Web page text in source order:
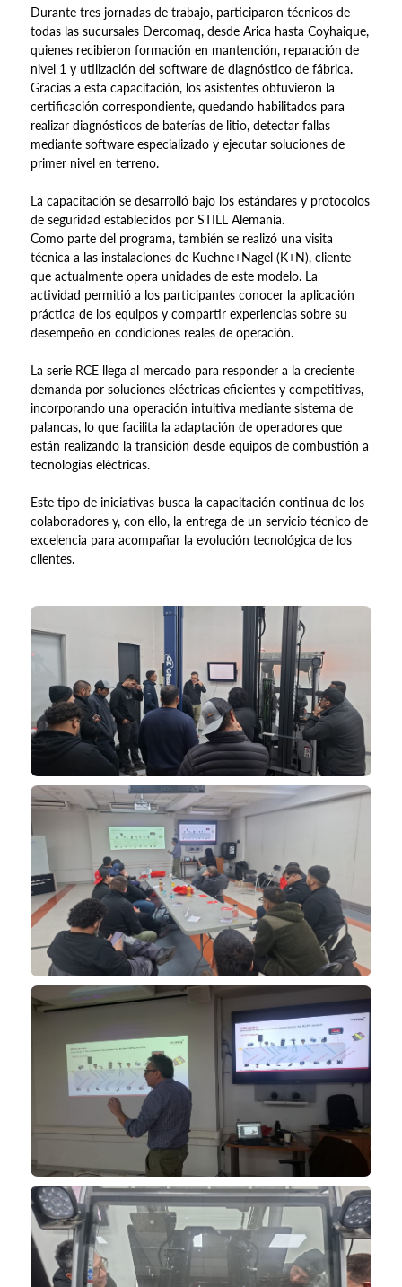
Durante tres jornadas de trabajo, participaron técnicos de
todas las sucursales Dercomaq, desde Arica hasta Coyhaique,
quienes recibieron formación en mantención, reparación de
nivel 1 y utilización del software de diagnóstico de fábrica.
Gracias a esta capacitación, los asistentes obtuvieron la
certificación correspondiente, quedando habilitados para
realizar diagnósticos de baterías de litio, detectar fallas
mediante software especializado y ejecutar soluciones de
primer nivel en terreno.
La capacitación se desarrolló bajo los estándares y protocolos
de seguridad establecidos por STILL Alemania.
Como parte del programa, también se realizó una visita
técnica a las instalaciones de Kuehne+Nagel (K+N), cliente
que actualmente opera unidades de este modelo. La
actividad permitió a los participantes conocer la aplicación
práctica de los equipos y compartir experiencias sobre su
desempeño en condiciones reales de operación.
La serie RCE llega al mercado para responder a la creciente
demanda por soluciones eléctricas eficientes y competitivas,
incorporando una operación intuitiva mediante sistema de
palancas, lo que facilita la adaptación de operadores que
están realizando la transición desde equipos de combustión a
tecnologías eléctricas.
Este tipo de iniciativas busca la capacitación continua de los
colaboradores y, con ello, la entrega de un servicio técnico de
excelencia para acompañar la evolución tecnológica de los
clientes.